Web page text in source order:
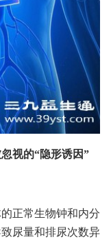
视的“隐形诱因”
正常生物钟和内分
尿量和排尿次数异